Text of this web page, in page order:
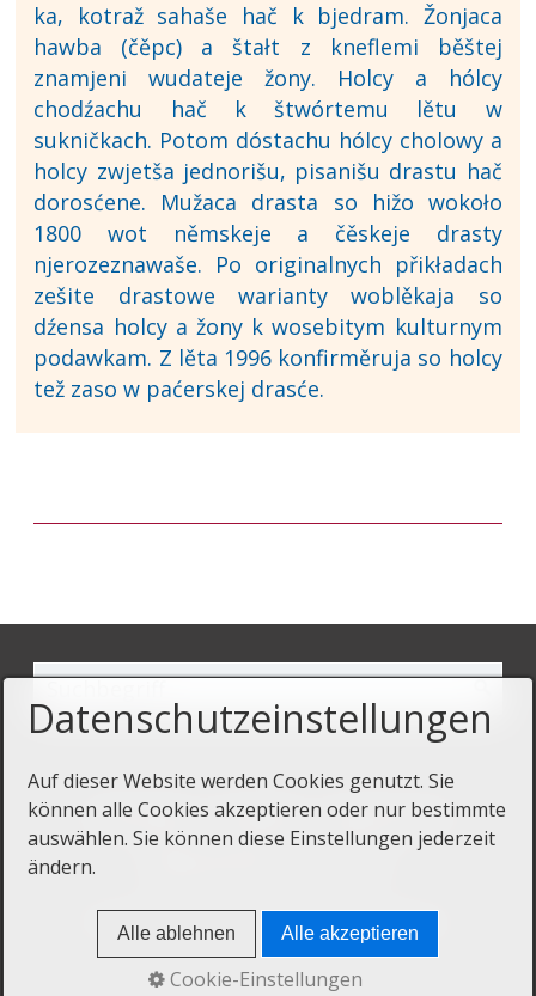
ka, kotraž sahaše hač k bjedram. Žonjaca
hawba (čěpc) a štałt z kneflemi běštej
znamjeni wudateje žony. Holcy a hólcy
chodźachu hač k štwórtemu lětu w
sukničkach. Potom dóstachu hólcy cholowy a
holcy zwjetša jednorišu, pisanišu drastu hač
dorosćene. Mužaca drasta so hižo wokoło
1800 wot němskeje a čěskeje drasty
njerozeznawaše. Po originalnych přikładach
zešite drastowe warianty woblěkaja so
dźensa holcy a žony k wosebitym kulturnym
podawkam. Z lěta 1996 konfirměruja so holcy
tež zaso w paćerskej drasće.
Startseite Kontakt Impressum
© 2020 Sorbischer Kulturtourismus
Datenschutzeinstellungen
Auf dieser Website werden Cookies genutzt. Sie
können alle Cookies akzeptieren oder nur bestimmte
auswählen. Sie können diese Einstellungen jederzeit
ändern.
Alle ablehnen Alle akzeptieren
Cookie-Einstellungen